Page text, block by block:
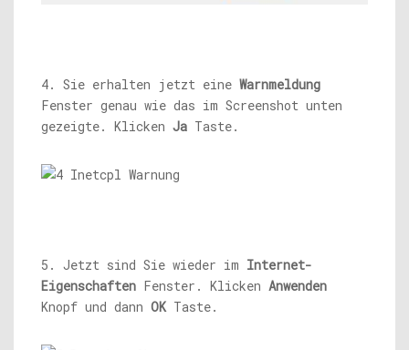
4. Sie erhalten jetzt eine Warnmeldung
Fenster genau wie das im Screenshot unten
gezeigte. Klicken Ja Taste.
5. Jetzt sind Sie wieder im Internet-
Eigenschaften Fenster. Klicken Anwenden
Knopf und dann OKTaste.